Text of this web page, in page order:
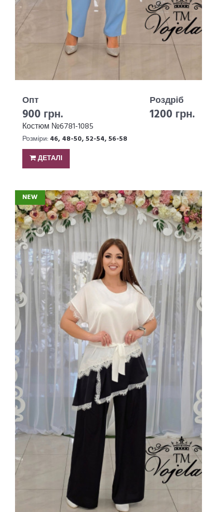
Опт
900 грн.
Роздріб
1200 грн.
Костюм №6781-1085
Розміри: 46, 48-50, 52-54, 56-58
ДЕТАЛІ
NEW